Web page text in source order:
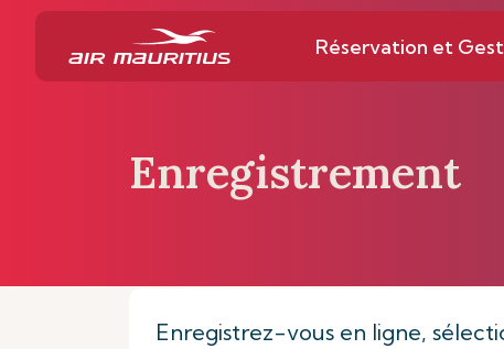
Réservation et
Enregistrement
Enregistrez-vous en ligne,